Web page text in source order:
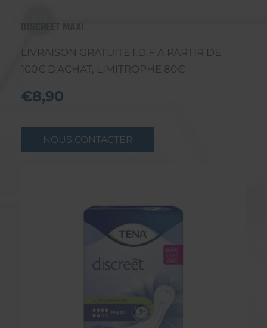
LIVRAISON GRATUITE I.D.F A PARTIR DE
100€ D'ACHAT, LIMITROPHE 80€
€8,90
NOUS CONTACTER